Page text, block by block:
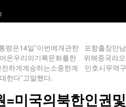
령은14일”이번에개관한
온우리의기록문화를한
하게계승하는소중한계
한다”고말했다.
포항출장만
위해중국랴
민호시무역
=미국의북한인권